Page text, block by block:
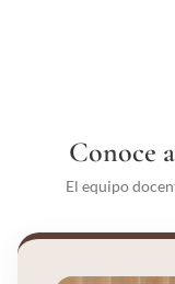
Conoce
El equipo